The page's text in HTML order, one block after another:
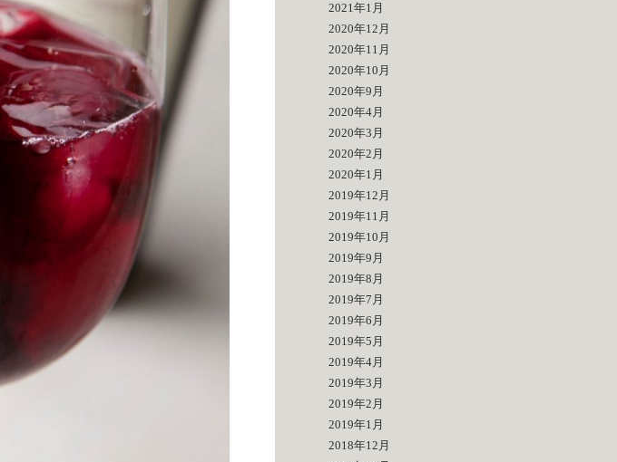
2021年1月
2020年12月
2020年11月
2020年10月
2020年9月
2020年4月
2020年3月
2020年2月
2020年1月
2019年12月
2019年11月
2019年10月
2019年9月
2019年8月
2019年7月
2019年6月
2019年5月
2019年4月
2019年3月
2019年2月
2019年1月
2018年12月